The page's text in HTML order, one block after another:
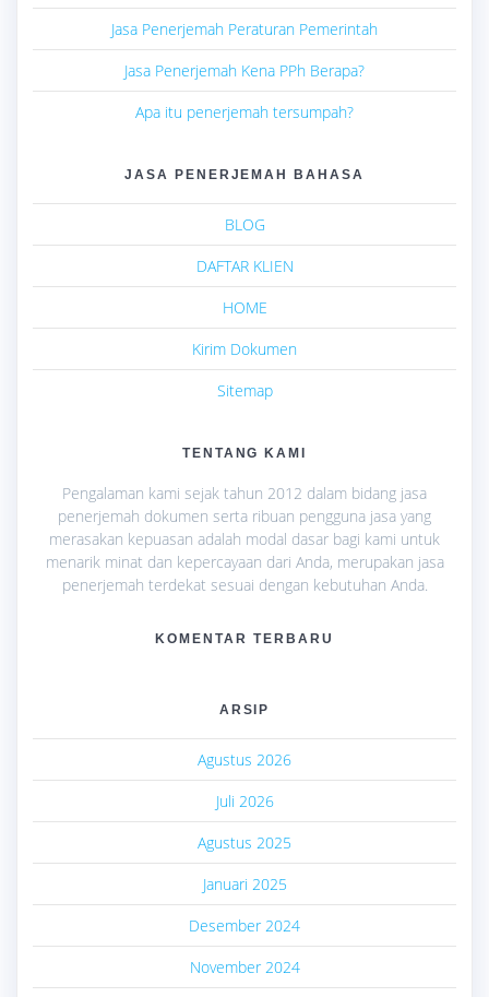
Jasa Penerjemah Peraturan Pemerintah
Jasa Penerjemah Kena PPh Berapa?
Apa itu penerjemah tersumpah?
JASA PENERJEMAH BAHASA
BLOG
DAFTAR KLIEN
HOME
Kirim Dokumen
Sitemap
TENTANG KAMI
Pengalaman kami sejak tahun 2012 dalam bidang jasa
penerjemah dokumen serta ribuan pengguna jasa yang
merasakan kepuasan adalah modal dasar bagi kami untuk
menarik minat dan kepercayaan dari Anda, merupakan jasa
penerjemah terdekat sesuai dengan kebutuhan Anda.
KOMENTAR TERBARU
ARSIP
Agustus 2026
Juli 2026
Agustus 2025
Januari 2025
Desember 2024
November 2024